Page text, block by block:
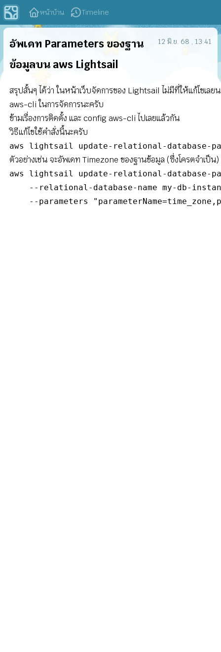
หน้าบ้าน Timeline
อัพเดท Parameters ของฐาน
ข้อมูลบน aws Lightsail
12 มิ.ย. 68 , 13:41
สรุปสั้นๆ ได้ว่า ในหน้าเว็บจัดการของ Lightsail ไม่มีที่ให้แก้ไขเล
aws-cli ในการจัดการนะครับ
ข้ามเรื่องการติดตั้ง และ config aws-cli ไปเลยแล้วกัน
วิธีแก้ไขใช้คำสั่งนี้นะครับ
aws lightsail update-relational-database-
ตัวอย่างเช่น จะอัพเดท Timezone ของฐานข้อมูล (ซึ่งโครตจำเป็น
aws lightsail update-relational-database-
--relational-database-name my-db-
--parameters